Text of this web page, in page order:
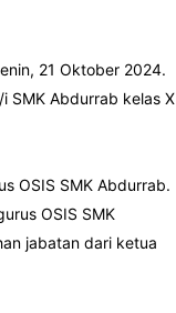
21 Oktober 2024.
SMK Abdurrab kelas X
OSIS SMK Abdurrab.
OSIS SMK
jabatan dari ketua